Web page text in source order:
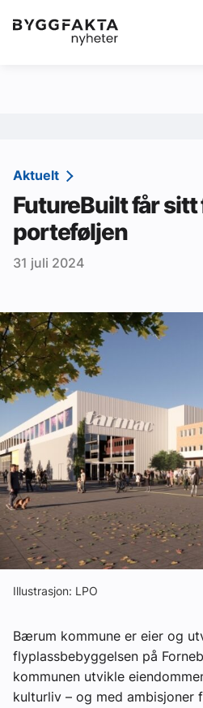
Kategorier Jobbmarkedet
Redaksjonen
Om Byggfakta
Annonsere
Abonnere
Tips oss
Ledige stillinger
eBlad
Aktivitetskalender
Bransjekommentar
Aktuelt
FutureBuilt får
porteføljen
31 juli 2024
Illustrasjon: LPO
Bærum kommune er eier og
flyplassbebyggelsen på
kommunen utvikle
kulturliv – og med ambisjoner